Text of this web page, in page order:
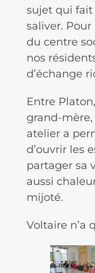
sujet qui
saliver. Pour
du centre
nos
d’échange
Entre
grand-mère,
atelier a
d’ouvrir les
partager sa
aussi
mijoté.
Voltaire n’a